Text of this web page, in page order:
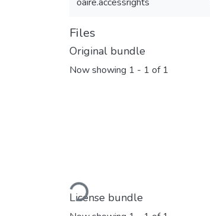
Files
Original bundle
Now showing 1 - 1 of 1
Loading...
License bundle